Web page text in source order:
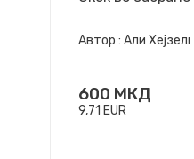
Автор : Али
600 МКД
9,71 EUR